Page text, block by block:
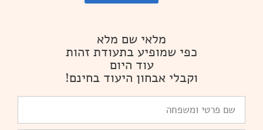
מלאי שם מלא
כפי שמופיע בתעודת זהות
עוד היום
וקבלי אבחון היעוד בחינם!
פרטי
ומשפחה